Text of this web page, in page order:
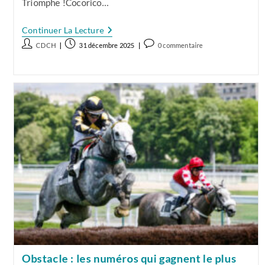
Triomphe !Cocorico…
Continuer La LectureParisLongchamp
:
Quels
Les
Plus
Performants
?
Auteur/autrice
publication :
CDCH
Publication
31 décembre 2025
Commentaires
publication :
0 commentaire
Obstacle : les numéros qui gagnent le plus